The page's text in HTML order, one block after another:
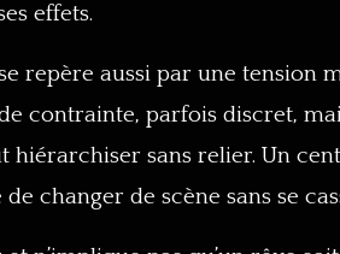
effets.
repère aussi par une tension
contrainte, parfois discret,
hiérarchiser sans relier. Un
changer de scène sans se